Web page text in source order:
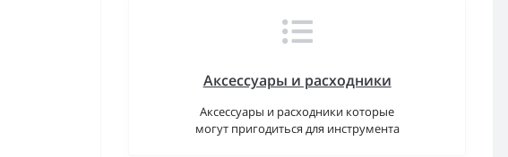
Аксессуары и расходники
Аксессуары и расходники которые
могут пригодиться для инструмента